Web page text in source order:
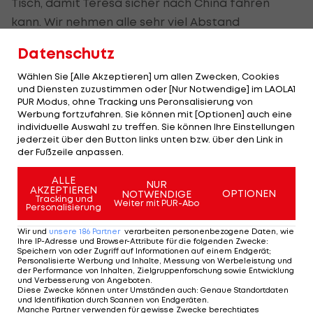
kann. Wir nehmen alle sehr viel Abstand
haben auch getrennte Sanitärbereiche. Was wir
tun können, tun wir. Aber ausschließen kann man
es nie. Wir hoffen, dass wir alle gesund nach Peking
kommen.
Frage:Das ÖOC meinte, das Wichtigste wäre, dass
die Sportler gesund nach China und wieder nach
Hause kommen. Was kann man tun, um das zu
erreichen?
Stadlober:Es sind alle höchst sensibilisiert. Wir
haben versucht, auf alles hinzuweisen. Nun liegt es
auch in der Eigenverantwortung und die Aktiven
wissen, dass es ganz knapp werden kann mit den
Testings. Wenn wir alle drüben haben, hoffen wir
Datenschutz
Wählen Sie [Alle Akzeptieren] um allen Zwecken, Cookies
und Diensten zuzustimmen oder [Nur Notwendige] im LAOLA1
PUR Modus, ohne Tracking uns Peronsalisierung von
Werbung fortzufahren. Sie können mit [Optionen] auch eine
individuelle Auswahl zu treffen. Sie können Ihre Einstellungen
jederzeit über den Button links unten bzw. über den Link in
der Fußzeile anpassen.
ALLE
AKZEPTIEREN
Tracking und
Personalisierung
NUR
NOTWENDIGE
Weiter mit PUR-Abo
OPTIONEN
Wir und unsere 186 Partner verarbeiten personenbezogene Daten, wie
Ihre IP-Adresse und Browser-Attribute für die folgenden Zwecke:
Speichern von oder Zugriff auf Informationen auf einem Endgerät;
Personalisierte Werbung und Inhalte, Messung von Werbeleistung und
der Performance von Inhalten, Zielgruppenforschung sowie Entwicklung
und Verbesserung von Angeboten.
Diese Zwecke können unter Umständen auch: Genaue Standortdaten
und Identifikation durch Scannen von Endgeräten.
Manche Partner verwenden für gewisse Zwecke berechtigtes